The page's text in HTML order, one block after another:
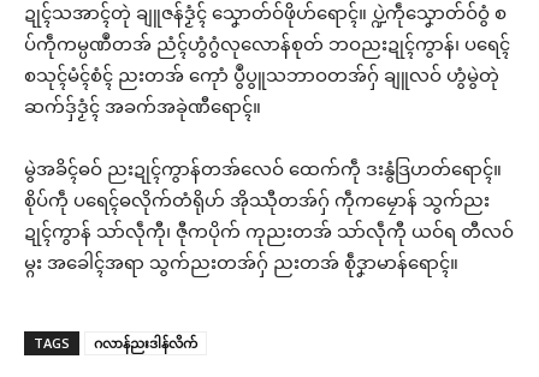
ဍုၚ်သအာၚ်တုဲ ချူဇန်ဒၟံၚ် သၞောတ်ဝ်ဖိုဟ်ရောၚ်။ ပ္ဍဲကဵုသၞောတ်ဝ်ဝွံ စ
ပ်ကဵုကမ္ပဏဳတအ် ညံၚ်ဟွံဂွံလုလောန်စုတ် ဘဝညးဍုၚ်ကွာန်၊ ပရေၚ်
စသုၚ်မံၚ်စံၚ် ညးတအ် ကေုာံ ပွဳပွူသဘာဝတအ်ဂှ် ချူလဝ် ဟွံမွဲတုဲ
ဆက်ဒှ်ဒၟံၚ် အခက်အခုဲဏီရောၚ်။
မွဲအခိၚ်ဓဝ် ညးဍုၚ်ကွာန်တအ်လေဝ် ထေက်ကဵု ဒးနွံဒြဟတ်ရောၚ်။
စိုပ်ကဵု ပရေၚ်ဓလိုက်တံရိုဟ် အိုဿီုတအ်ဂှ် ကဵုကမၠောန် သွက်ညး
ဍုၚ်ကွာန် သာ်လဵုကီု၊ ဇီုကပိုက် ကုညးတအ် သာ်လဵုကီု ယဝ်ရ တီလဝ်
မ္ဂး အခေါၚ်အရာ သွက်ညးတအ်ဂှ် ညးတအ် စဵုဒၞာမာန်ရောၚ်။
TAGS ဂလာန်ညးဒါန်လိက်